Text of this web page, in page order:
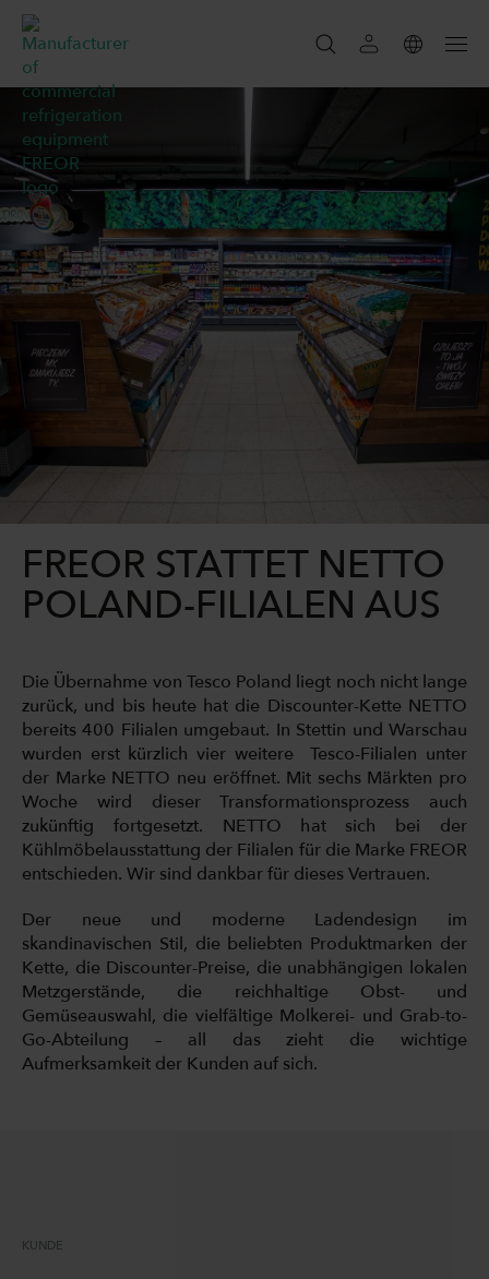
SUCHEN
SEARCH
FREOR STATTET NETTO
POLAND-FILIALEN AUS
Die Übernahme von Tesco Poland liegt noch nicht lange
zurück, und bis heute hat die Discounter-Kette NETTO
bereits 400 Filialen umgebaut. In Stettin und Warschau
wurden erst kürzlich vier weitere Tesco-Filialen unter
der Marke NETTO neu eröffnet. Mit sechs Märkten pro
Woche wird dieser Transformationsprozess auch
zukünftig fortgesetzt. NETTO hat sich bei der
Kühlmöbelausstattung der Filialen für die Marke FREOR
entschieden. Wir sind dankbar für dieses Vertrauen.
Der neue und moderne Ladendesign im
skandinavischen Stil, die beliebten Produktmarken der
Kette, die Discounter-Preise, die unabhängigen lokalen
Metzgerstände, die reichhaltige Obst- und
Gemüseauswahl, die vielfältige Molkerei- und Grab-to-
Go-Abteilung – all das zieht die wichtige
Aufmerksamkeit der Kunden auf sich.
KUNDE